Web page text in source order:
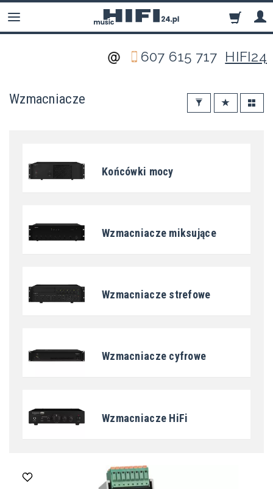
607 615 717 HIFI24
Wzmacniacze
Końcówki mocy
Wzmacniacze miksujące
Wzmacniacze strefowe
Wzmacniacze cyfrowe
Wzmacniacze HiFi